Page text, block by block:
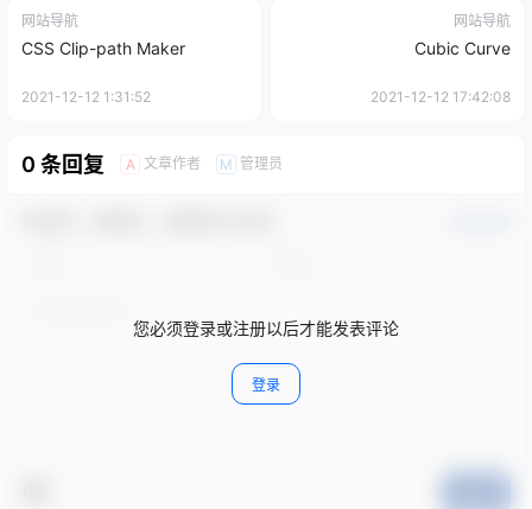
网站导航
CSS Clip-path Maker
2021-12-12 1:31:52
网站导航
Cubic Curve
2021-12-12 17:42:08
0 条回复 A 文章作者 M 管理员
您必须登录或注册以后才能发表评论
登录